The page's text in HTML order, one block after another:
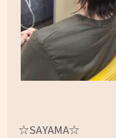
☆SAYAMA☆